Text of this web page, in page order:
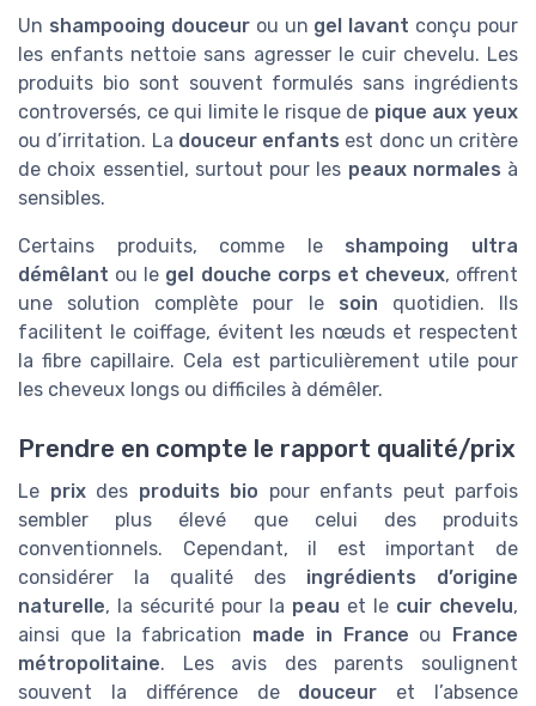
Un shampooing douceurou un gel lavant conçu pour
les enfants nettoie sans agresser le cuir chevelu. Les
produits bio sont souvent formulés sans ingrédients
controversés, ce qui limite le risque de pique aux yeux
ou d’irritation. La douceur enfants est donc un critère
de choix essentiel, surtout pour les peaux normales à
sensibles.
Certains produits, comme le shampoing ultra
démêlant ou le gel douche corps et cheveux, offrent
une solution complète pour le soin quotidien. Ils
facilitent le coiffage, évitent les nœuds et respectent
la fibre capillaire. Cela est particulièrement utile pour
les cheveux longs ou difficiles à démêler.
Prendre en compte le rapport qualité/prix
Le prixdes produits bio pour enfants peut parfois
sembler plus élevé que celui des produits
conventionnels. Cependant, il est important de
considérer la qualité des ingrédients d’origine
naturelle, la sécurité pour la peau et le cuir chevelu,
ainsi que la fabrication made in France ou France
métropolitaine. Les avis des parents soulignent
souvent la différence de douceur et l’absence